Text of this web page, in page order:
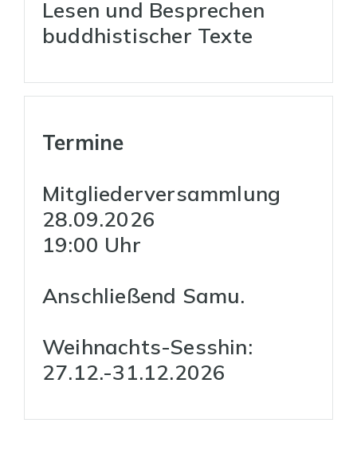
Lesen und Besprechen
buddhistischer Texte
Termine
Mitgliederversammlung
28.09.2026
19:00 Uhr
Anschließend Samu.
Weihnachts-Sesshin:
27.12.-31.12.2026